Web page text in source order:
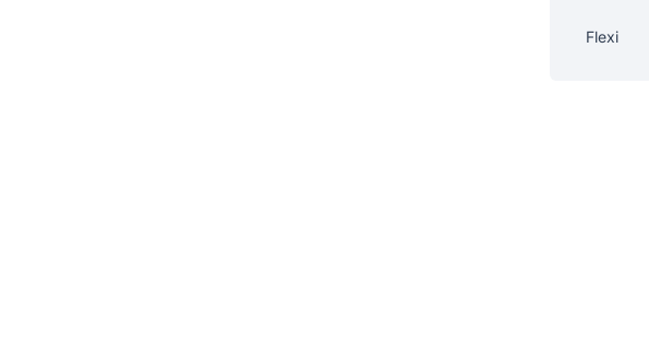
Flexi